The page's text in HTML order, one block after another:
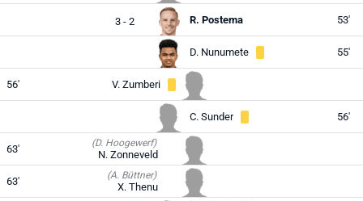
3 - 2 R. Postema 53'
D. Nunumete 55'
56' V. Zumberi
C. Sunder 56'
63' (D. Hoogewerf)
N. Zonneveld
63' (A. Büttner)
X. Thenu